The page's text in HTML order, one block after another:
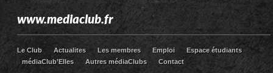
www.mediaclub.fr
Le Club Actualites Les membres Emploi
Espace étudiants
médiaClub’Elles
Autres médiaClubs Contact